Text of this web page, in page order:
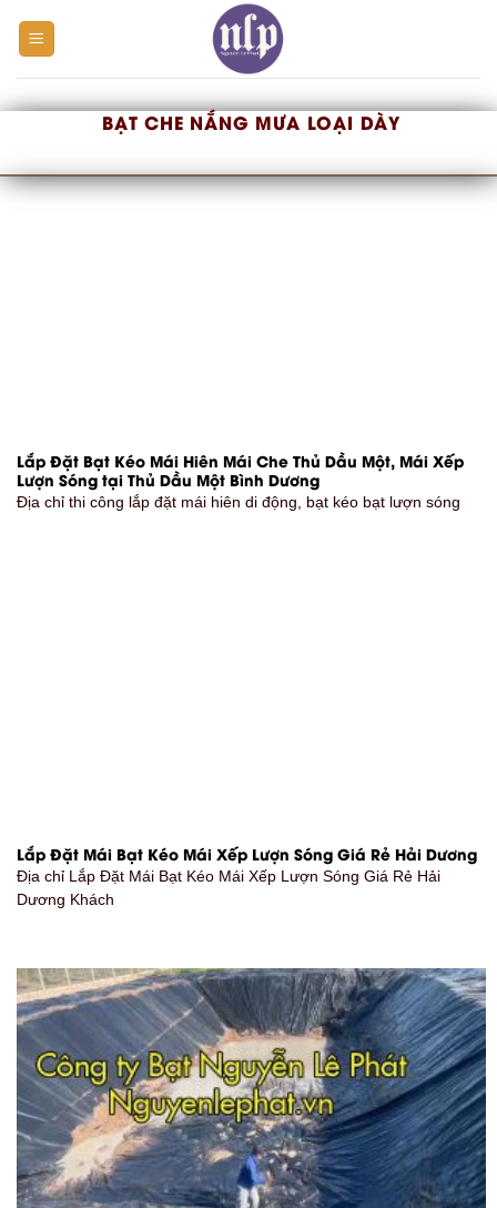
BẠT CHE NẮNG MƯA LOẠI DÀY
Lắp Đặt Bạt Kéo Mái Hiên Mái Che Thủ Dầu Một, Mái Xếp
Lượn Sóng tại Thủ Dầu Một Bình Dương
Địa chỉ thi công lắp đặt mái hiên di động, bạt kéo bạt lượn sóng
Lắp Đặt Mái Bạt Kéo Mái Xếp Lượn Sóng Giá Rẻ Hải Dương
Địa chỉ Lắp Đặt Mái Bạt Kéo Mái Xếp Lượn Sóng Giá Rẻ Hải
Dương Khách